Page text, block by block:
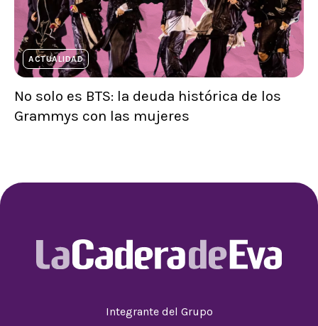
ACTUALIDAD
No solo es BTS: la deuda histórica de los
Grammys con las mujeres
Integrante del Grupo